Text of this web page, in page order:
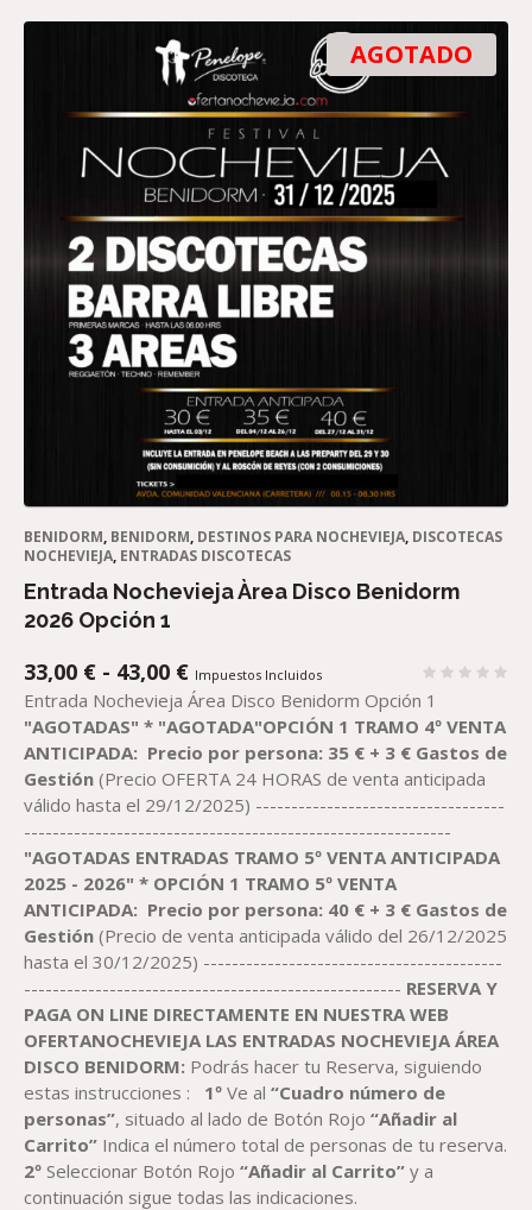
AGOTADO
BENIDORM, BENIDORM, DESTINOS PARA NOCHEVIEJA, DISCOTECAS
NOCHEVIEJA, ENTRADAS DISCOTECAS
Entrada Nochevieja Àrea Disco Benidorm
2026 Opción 1
33,00 € - 43,00 €RANGO
DE
PRECIOS:
DESDE
33,00 €
HASTA
43,00 €
Impuestos Incluidos
Entrada Nochevieja Área Disco Benidorm Opción 1
"AGOTADAS" * "AGOTADA"OPCIÓN 1 TRAMO 4º VENTA
ANTICIPADA: Precio por persona: 35 € + 3 € Gastos de
Gestión (Precio OFERTA 24 HORAS de venta anticipada
válido hasta el 29/12/2025) -----------------------------------
------------------------------------------------------------
"AGOTADAS ENTRADAS TRAMO 5º VENTA ANTICIPADA
2025 - 2026" * OPCIÓN 1 TRAMO 5º VENTA
ANTICIPADA: Precio por persona: 40 € + 3 € Gastos de
Gestión (Precio de venta anticipada válido del 26/12/2025
hasta el 30/12/2025) ------------------------------------------
----------------------------------------------------- RESERVA Y
PAGA ON LINE DIRECTAMENTE EN NUESTRA WEB
OFERTANOCHEVIEJA LAS ENTRADAS NOCHEVIEJA ÁREA
DISCO BENIDORM: Podrás hacer tu Reserva, siguiendo
estas instrucciones :
1ºVe al “Cuadro número de
personas”, situado al lado de Botón Rojo“Añadir al
Carrito” Indica el número total de personas de tu reserva.
2º Seleccionar Botón Rojo“Añadir al Carrito” y a
continuación sigue todas las indicaciones.